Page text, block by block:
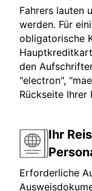
Fahrers lauten
werden. Für
obligatorische
den
"electron",
Rückseite
Ihr
Erforderliche